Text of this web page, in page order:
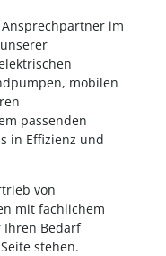
im
mobilen
passenden
in Effizienz und
von
mit fachlichem
Ihren Bedarf
stehen.